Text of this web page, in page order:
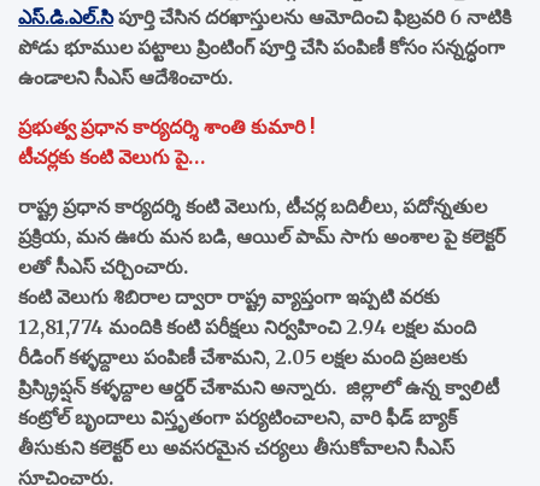
ఎస్.డి.ఎల్.సిపూర్తి చేసిన దరఖాస్తులను ఆమోదించి ఫిబ్రవరి 6 నాటికి
పోడు భూముల పట్టాలు ప్రింటింగ్ పూర్తి చేసి పంపిణీ కోసం సన్నద్ధంగా
ఉండాలని సీఎస్ ఆదేశించారు.
ప్రభుత్వ ప్రధాన కార్యదర్శి శాంతి కుమారి !
టీచర్లకు కంటి వెలుగు పై…
రాష్ట్ర ప్రధాన కార్యదర్శి కంటి వెలుగు, టీచర్ల బదిలీలు, పదోన్నతుల
ప్రక్రియ, మన ఊరు మన బడి, ఆయిల్ పామ్ సాగు అంశాల పై కలెక్టర్
లతో సీఎస్ చర్చించారు.
కంటి వెలుగు శిబిరాల ద్వారా రాష్ట్ర వ్యాప్తంగా ఇప్పటి వరకు
12,81,774 మందికి కంటి పరీక్షలు నిర్వహించి 2.94 లక్షల మంది
రీడింగ్ కళ్ళద్దాలు పంపిణీ చేశామని, 2.05 లక్షల మంది ప్రజలకు
ప్రిస్క్రిప్షన్ కళ్ళద్దాల ఆర్డర్ చేశామని అన్నారు. జిల్లాలో ఉన్న క్వాలిటీ
కంట్రోల్ బృందాలు విస్తృతంగా పర్యటించాలని, వారి ఫీడ్ బ్యాక్
తీసుకుని కలెక్టర్ లు అవసరమైన చర్యలు తీసుకోవాలని సీఎస్
సూచించారు.